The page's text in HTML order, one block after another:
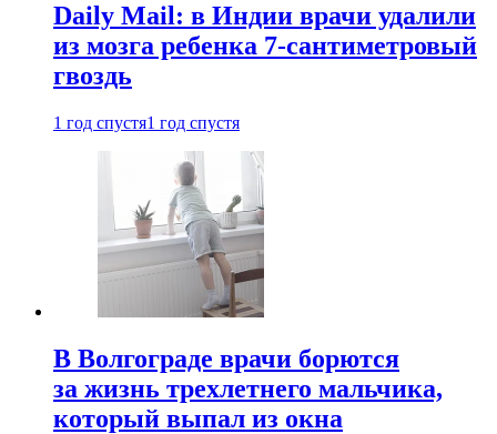
Daily Mail: в Индии врачи удалили
из мозга ребенка 7-сантиметровый
гвоздь
1 год спустя1 год спустя
В Волгограде врачи борются
за жизнь трехлетнего мальчика,
который выпал из окна